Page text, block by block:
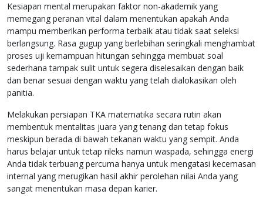
Kesiapan mental merupakan faktor non-akademik yang
memegang peranan vital dalam menentukan apakah Anda
mampu memberikan performa terbaik atau tidak saat seleksi
berlangsung. Rasa gugup yang berlebihan seringkali menghambat
proses uji kemampuan hitungan sehingga membuat soal
sederhana tampak sulit untuk segera diselesaikan dengan baik
dan benar sesuai dengan waktu yang telah dialokasikan oleh
panitia.
Melakukan persiapan TKA matematika secara rutin akan
membentuk mentalitas juara yang tenang dan tetap fokus
meskipun berada di bawah tekanan waktu yang sempit. Anda
harus belajar untuk tetap rileks namun waspada, sehingga energi
Anda tidak terbuang percuma hanya untuk mengatasi kecemasan
internal yang merugikan hasil akhir perolehan nilai Anda yang
sangat menentukan masa depan karier.